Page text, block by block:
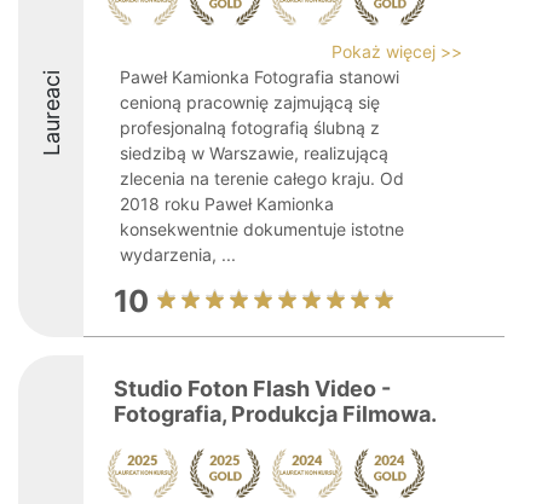
Laureaci
Pokaż więcej >>
Paweł Kamionka Fotografia stanowi
cenioną pracownię zajmującą się
profesjonalną fotografią ślubną z
siedzibą w Warszawie, realizującą
zlecenia na terenie całego kraju. Od
2018 roku Paweł Kamionka
konsekwentnie dokumentuje istotne
wydarzenia, ...
10
Studio Foton Flash Video -
Fotografia, Produkcja Filmowa.